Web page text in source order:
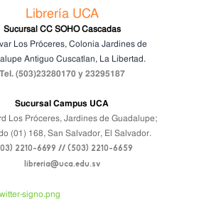
Librería UCA
Sucursal CC SOHO Cascadas
Los Próceres, Colonia Jardines de
Antiguo Cuscatlan, La Libertad.
Tel. (503)23280170 y 23295187
Sucursal Campus UCA
Los Próceres, Jardines de Guadalupe;
(01) 168, San Salvador, El Salvador.
2210-6699 // (503) 2210-6659
libreria@uca.edu.sv